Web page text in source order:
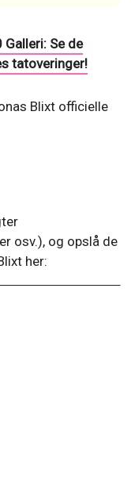
Galleri: Se de
tatoveringer!
Blixt officielle
osv.), og opslå de
her: